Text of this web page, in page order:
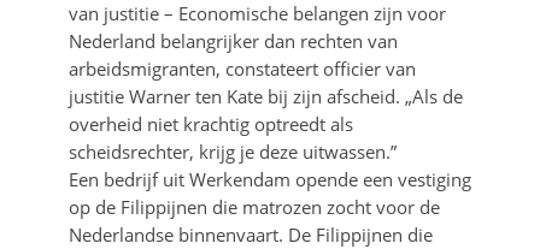
van justitie – Economische belangen zijn voor
Nederland belangrijker dan rechten van
arbeidsmigranten, constateert officier van
justitie Warner ten Kate bij zijn afscheid. „Als de
overheid niet krachtig optreedt als
scheidsrechter, krijg je deze uitwassen.”
Een bedrijf uit Werkendam opende een vestiging
op de Filippijnen die matrozen zocht voor de
Nederlandse binnenvaart. De Filippijnen die